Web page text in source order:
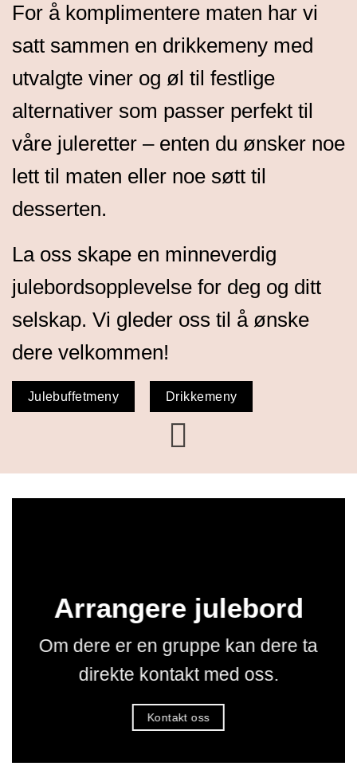
For å komplimentere maten har vi
satt sammen en drikkemeny med
utvalgte viner og øl til festlige
alternativer som passer perfekt til
våre juleretter – enten du ønsker noe
lett til maten eller noe søtt til
desserten.
La oss skape en minneverdig
julebordsopplevelse for deg og ditt
selskap. Vi gleder oss til å ønske
dere velkommen!
Julebuffetmeny Drikkemeny
Arrangere julebord
Om dere er en gruppe kan dere ta
direkte kontakt med oss.
Kontakt oss